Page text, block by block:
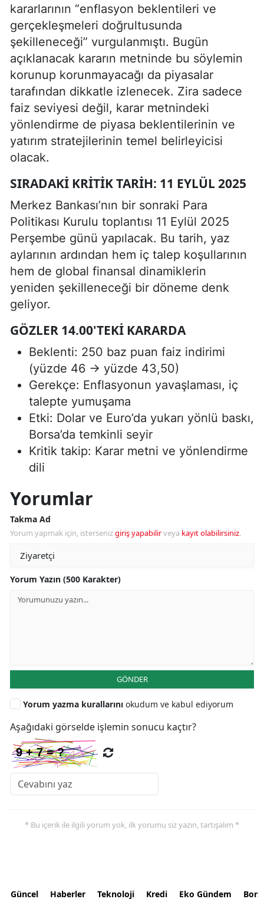
kararlarının “enflasyon beklentileri ve
gerçekleşmeleri doğrultusunda
şekilleneceği” vurgulanmıştı. Bugün
açıklanacak kararın metninde bu söylemin
korunup korunmayacağı da piyasalar
tarafından dikkatle izlenecek. Zira sadece
faiz seviyesi değil, karar metnindeki
yönlendirme de piyasa beklentilerinin ve
yatırım stratejilerinin temel belirleyicisi
olacak.
SIRADAKI KRITIK TARIH: 11 EYLÜL 2025
Merkez Bankası’nın bir sonraki Para
Politikası Kurulu toplantısı 11 Eylül 2025
Perşembe günü yapılacak. Bu tarih, yaz
aylarının ardından hem iç talep koşullarının
hem de global finansal dinamiklerin
yeniden şekilleneceği bir döneme denk
geliyor.
GÖZLER 14.00'TEKI KARARDA
Beklenti: 250 baz puan faiz indirimi
(yüzde 46 → yüzde 43,50)
Gerekçe: Enflasyonun yavaşlaması, iç
talepte yumuşama
Etki: Dolar ve Euro’da yukarı yönlü baskı,
Borsa’da temkinli seyir
Kritik takip: Karar metni ve yönlendirme
dili
Yorumlar
Takma Ad
Yorum yapmak için, istersenizgiriş yapabilirveya kayıt olabilirsiniz.
Yorum Yazın (500 Karakter)
GÖNDER
Yorum yazma kurallarını okudum ve kabul ediyorum
Aşağıdaki görselde işlemin sonucu kaçtır?
* Bu içerik ile ilgili yorum yok, ilk yorumu siz yazın, tartışalım *
Güncel Haberler Teknoloji Kredi Eko Gündem